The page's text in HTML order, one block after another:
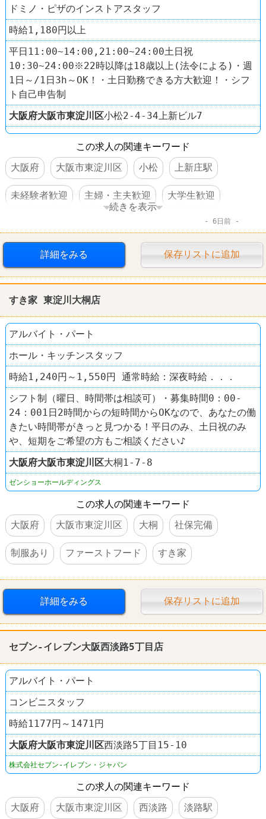
ドミノ・ピザのインストアスタッフ
時給1,180円以上
平日11:00~14:00,21:00~24:00土日祝
10:30~24:00※22時以降は18歳以上(法令による)・週
1日～/1日3h～OK！・土日勤務できる方大歓迎！・シフ
ト自己申告制
大阪府大阪市東淀川区小松2-4-34上新ビル7
この求人の関連キーワード
大阪府
大阪市東淀川区 小松 上新庄駅
未経験者歓迎 主婦・主夫歓迎 大学生歓迎
制服あり
髪型自由 ピザ
続きを表示
6日前
詳細をみる 保存リストに追加
すき家 東淀川大桐店
アルバイト・パート
ホール・キッチンスタッフ
時給1,240円～1,550円 通常時給：深夜時給．．．
シフト制（曜日、時間帯は相談可）・募集時間0：00‐
24：001日2時間からの短時間からOKなので、あなたの働
きたい時間帯がきっと見つかる！平日のみ、土日祝のみ
や、短期をご希望の方もご相談ください♪
大阪府大阪市東淀川区大桐1-7-8
ゼンショーホールディングス
この求人の関連キーワード
大阪府
大阪市東淀川区 大桐 社保完備
制服あり ファーストフード すき家
詳細をみる 保存リストに追加
セブン-イレブン大阪西淡路5丁目店
アルバイト・パート
コンビニスタッフ
時給1177円～1471円
大阪府大阪市東淀川区西淡路5丁目15-10
株式会社セブン-イレブン・ジャパン
この求人の関連キーワード
大阪府
大阪市東淀川区 西淡路 淡路駅